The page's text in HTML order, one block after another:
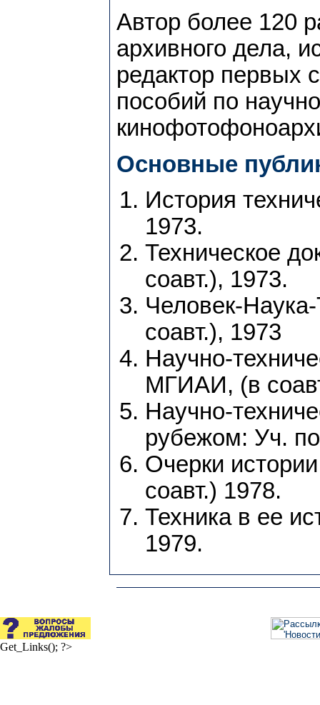
Автор более 120
архивного дела,
редактор первых
пособий по
Основные
История
1973.
Техническое
соавт.), 1973.
Человек-
соавт.), 1973
Научно-
МГИАИ, (в
Научно-
рубежом: Уч.
Очерки
соавт.) 1978.
Техника в ее
1979.
Get_Links(); ?>